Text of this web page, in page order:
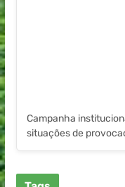
Campanha
situações de